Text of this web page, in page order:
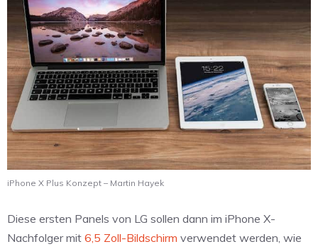
iPhone X Plus Konzept – Martin Hayek
Diese ersten Panels von LG sollen dann im iPhone X-
Nachfolger mit 6,5 Zoll-Bildschirm verwendet werden, wie